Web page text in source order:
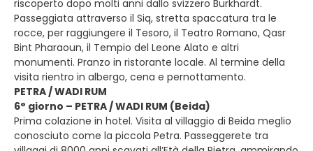
riscoperto dopo molti anni dallo svizzero Burkhardt.
Passeggiata attraverso il Siq, stretta spaccatura tra le
rocce, per raggiungere il Tesoro, il Teatro Romano, Qasr
Bint Pharaoun, il Tempio del Leone Alato e altri
monumenti. Pranzo in ristorante locale. Al termine della
visita rientro in albergo, cena e pernottamento.
PETRA / WADI RUM
6° giorno – PETRA / WADI RUM (Beida)
Prima colazione in hotel. Visita al villaggio di Beida meglio
conosciuto come la piccola Petra. Passeggerete tra